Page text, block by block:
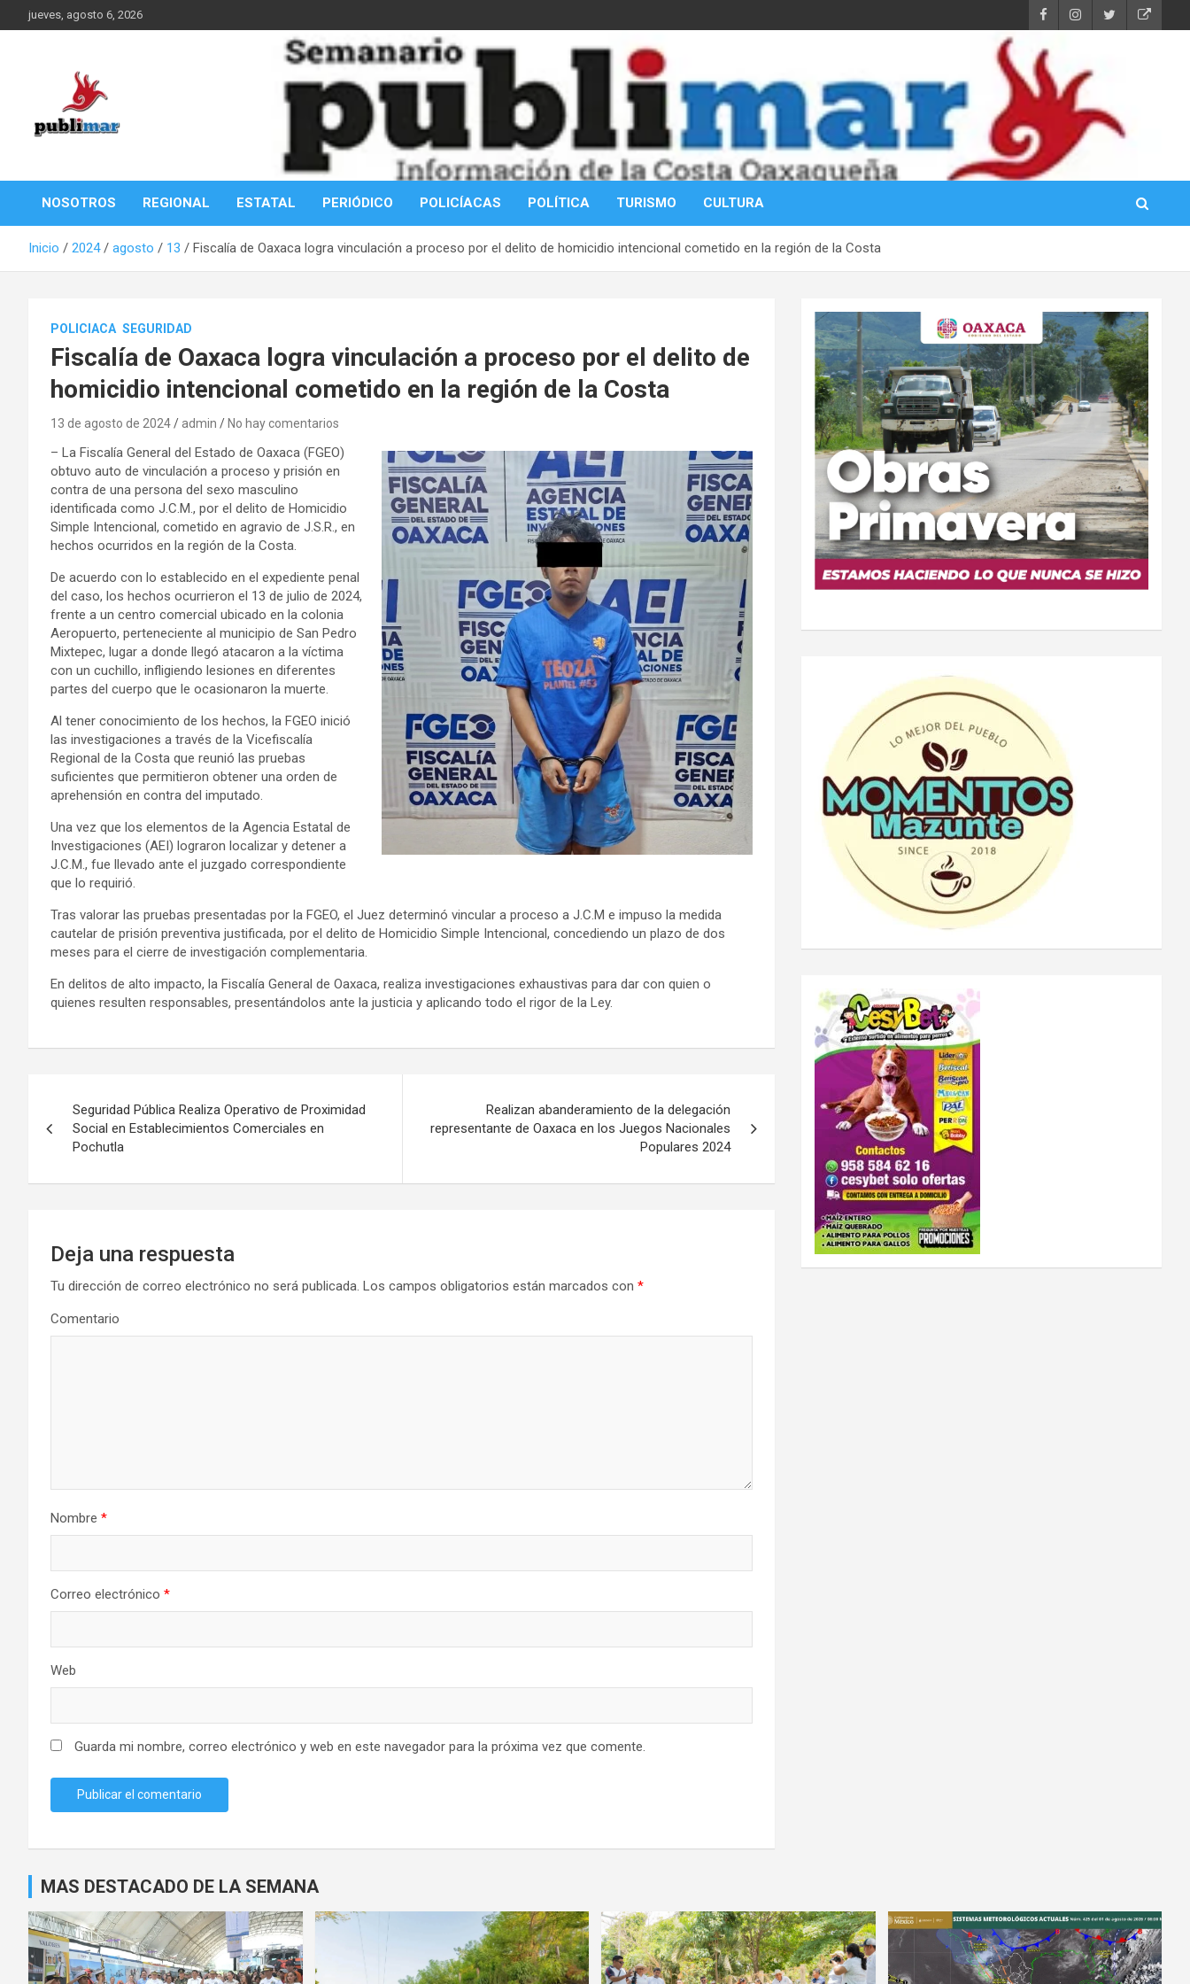
Saltar
al
jueves, agosto 6, 2026
PubliMar
NOSOTROS REGIONAL ESTATAL PERIÓDICO POLICÍACAS POLÍTICA TURISMO CULTURA
Inicio 2024 agosto 13 Fiscalía de Oaxaca logra vinculación a proceso por el delito de homicidio intencional cometido en la región de la Costa
POLICIACA SEGURIDAD
Fiscalía de Oaxaca logra vinculación a proceso por el delito de
homicidio intencional cometido en la región de la Costa
13 de agosto de 2024 admin No hay comentarios
– La Fiscalía General del Estado de Oaxaca (FGEO)
obtuvo auto de vinculación a proceso y prisión en
contra de una persona del sexo masculino
identificada como J.C.M., por el delito de Homicidio
Simple Intencional, cometido en agravio de J.S.R., en
hechos ocurridos en la región de la Costa.
De acuerdo con lo establecido en el expediente penal
del caso, los hechos ocurrieron el 13 de julio de 2024,
frente a un centro comercial ubicado en la colonia
Aeropuerto, perteneciente al municipio de San Pedro
Mixtepec, lugar a donde llegó atacaron a la víctima
con un cuchillo, infligiendo lesiones en diferentes
partes del cuerpo que le ocasionaron la muerte.
Al tener conocimiento de los hechos, la FGEO inició
las investigaciones a través de la Vicefiscalía
Regional de la Costa que reunió las pruebas
suficientes que permitieron obtener una orden de
aprehensión en contra del imputado.
Una vez que los elementos de la Agencia Estatal de
Investigaciones (AEI) lograron localizar y detener a
J.C.M., fue llevado ante el juzgado correspondiente
que lo requirió.
Tras valorar las pruebas presentadas por la FGEO, el Juez determinó vincular a proceso a J.C.M e impuso la medida
cautelar de prisión preventiva justificada, por el delito de Homicidio Simple Intencional, concediendo un plazo de dos
meses para el cierre de investigación complementaria.
En delitos de alto impacto, la Fiscalía General de Oaxaca, realiza investigaciones exhaustivas para dar con quien o
quienes resulten responsables, presentándolos ante la justicia y aplicando todo el rigor de la Ley.
de
Seguridad Pública Realiza Operativo de Proximidad
Social en Establecimientos Comerciales en
Pochutla
Realizan abanderamiento de la delegación
representante de Oaxaca en los Juegos Nacionales
Populares 2024
Deja una respuesta
Tu dirección de correo electrónico no será publicada. Los campos obligatorios están marcados con *
Comentario
Nombre *
Correo electrónico *
Web
Guarda mi nombre, correo electrónico y web en este navegador para la próxima vez que comente.
MAS DESTACADO DE LA SEMANA